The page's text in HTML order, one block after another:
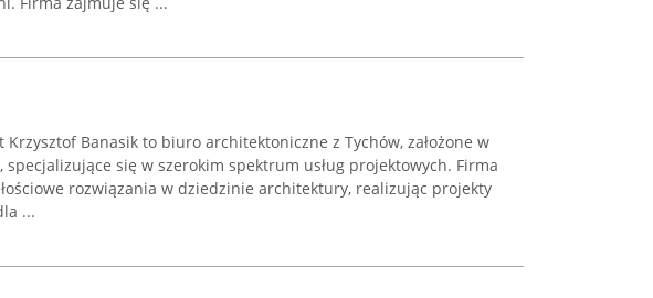
Krzysztof Banasik to biuro architektoniczne z Tychów, założone w
specjalizujące się w szerokim spektrum usług projektowych. Firma
rozwiązania w dziedzinie architektury, realizując projekty
...